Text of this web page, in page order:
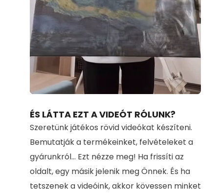
Unmute Loaded
100.00%
ÉS LÁTTA EZT A VIDEÓT RÓLUNK?
Szeretünk játékos rövid videókat készíteni.
Bemutatják a termékeinket, felvételeket a
gyárunkról... Ezt nézze meg! Ha frissíti az
oldalt, egy másik jelenik meg Önnek. És ha
tetszenek a videóink, akkor kövessen minket